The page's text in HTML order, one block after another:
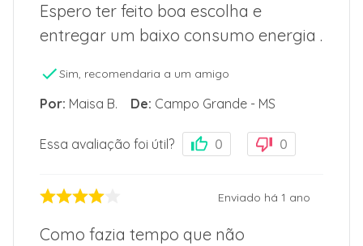
Espero ter feito boa escolha e
entregar um baixo consumo energia .
Sim, recomendaria a um amigo
Por: Maisa B. De: Campo Grande - MS
Essa avaliação foi útil? 0 0
Enviado há 1 ano
Como fazia tempo que não